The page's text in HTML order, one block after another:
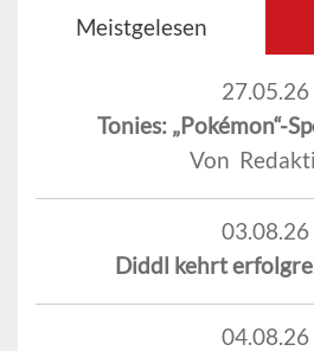
Meistgelesen
27.05.26
Tonies: „Pokémon“-
Von
03.08.26
Diddl kehrt
04.08.26